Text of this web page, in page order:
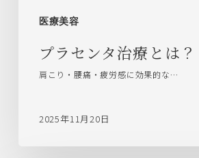
医療美容
プラセンタ治療とは？
肩こり・腰痛・疲労感に効果的な…
2025年11月20日